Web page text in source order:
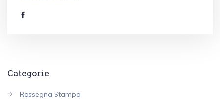
Categorie
Rassegna Stampa